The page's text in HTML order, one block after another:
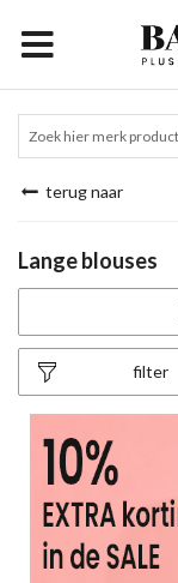
terug naar
Lange blouses
filter